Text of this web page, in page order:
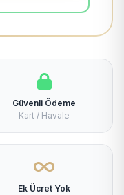
Güvenli Ödeme
Kart / Havale
Ek Ücret Yok